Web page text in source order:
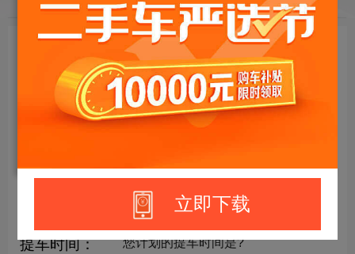
立即下载
目标车辆： 请选择欲购车辆
年限要求：
购车预算：
详细要求：
提车时间：